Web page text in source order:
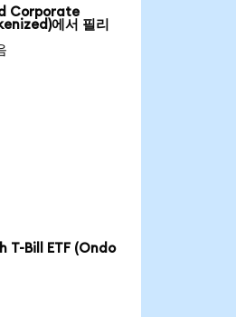
Corporate
에서 필리
T-Bill ETF (Ondo